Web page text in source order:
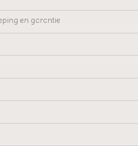
en garantie